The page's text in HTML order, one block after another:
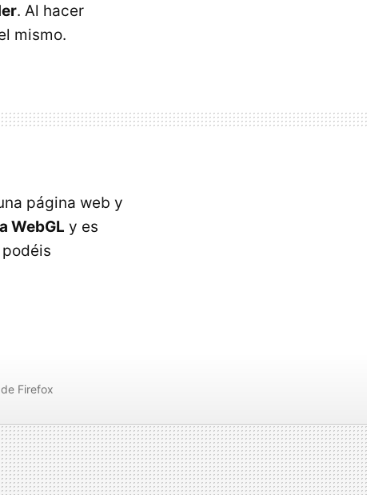
. Al hacer
mismo.
página web y
WebGL y es
Firefox